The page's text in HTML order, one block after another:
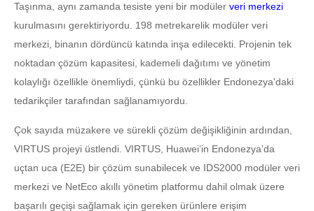
Taşınma, aynı zamanda tesiste yeni bir modüler veri merkezi
kurulmasını gerektiriyordu. 198 metrekarelik modüler veri
merkezi, binanın dördüncü katında inşa edilecekti. Projenin tek
noktadan çözüm kapasitesi, kademeli dağıtımı ve yönetim
kolaylığı özellikle önemliydi, çünkü bu özellikler Endonezya'daki
tedarikçiler tarafından sağlanamıyordu.
Çok sayıda müzakere ve sürekli çözüm değişikliğinin ardından,
VIRTUS projeyi üstlendi. VIRTUS, Huawei’in Endonezya’da
uçtan uca (E2E) bir çözüm sunabilecek ve IDS2000 modüler veri
merkezi ve NetEco akıllı yönetim platformu dahil olmak üzere
başarılı geçişi sağlamak için gereken ürünlere erişim